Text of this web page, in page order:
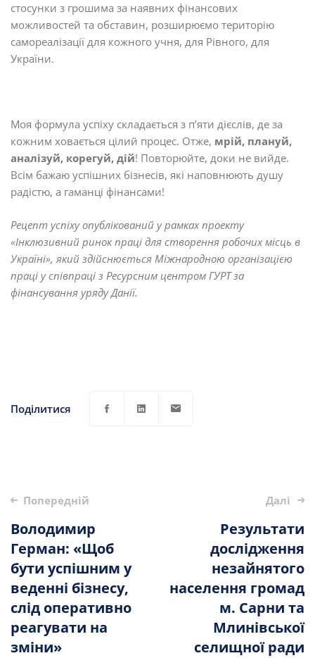
стосунки з грошима за наявних фінансових
можливостей та обставин, розширюємо територію
самореалізації для кожного учня, для Рівного, для
України.
Моя формула успіху складається з п’яти дієслів, де за
кожним ховається цілий процес. Отже, мрій, плануй,
аналізуй, корегуй, дій! Повторюйте, доки не вийде.
Всім бажаю успішних бізнесів, які наповнюють душу
радістю, а гаманці фінансами!
Рецепт успіху опублікований у рамках проекту
«Інклюзивний ринок праці для створення робочих місць в
Україні», який здійснюється Міжнародною організацією
праці у співпраці з Ресурсним центром ГУРТ за
фінансування уряду Данії.
Поділитися
Опублікувати
навігацію
Попередній
Володимир
Герман: «Щоб
бути успішним у
веденні бізнесу,
слід оперативно
реагувати на
зміни»
Далі
Результати
дослідження
незайнятого
населення громад
м. Сарни та
Млинівської
селищної ради